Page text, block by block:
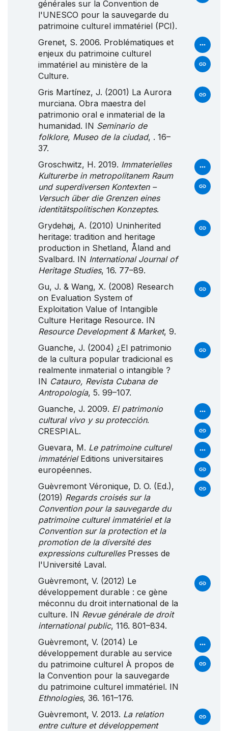
générales sur la Convention de
l'UNESCO pour la sauvegarde du
patrimoine culturel immatériel (PCI).
Grenet, S. 2006. Problématiques et
enjeux du patrimoine culturel
immatériel au ministère de la
Culture.
Gris Martínez, J. (2001) La Aurora
murciana. Obra maestra del
patrimonio oral e inmaterial de la
humanidad. IN Seminario de
folklore, Museo de la ciudad, . 16–
37.
Groschwitz, H. 2019. Immaterielles
Kulturerbe in metropolitanem Raum
und superdiversen Kontexten –
Versuch über die Grenzen eines
identitätspolitischen Konzeptes.
Grydehøj, A. (2010) Uninherited
heritage: tradition and heritage
production in Shetland, Åland and
Svalbard. IN International Journal of
Heritage Studies, 16. 77–89.
Gu, J. & Wang, X. (2008) Research
on Evaluation System of
Exploitation Value of Intangible
Culture Heritage Resource. IN
Resource Development & Market, 9.
Guanche, J. (2004) ¿El patrimonio
de la cultura popular tradicional es
realmente inmaterial o intangible ?
IN Catauro, Revista Cubana de
Antropología, 5. 99–107.
Guanche, J. 2009. El patrimonio
cultural vivo y su protección.
CRESPIAL.
Guevara, M. Le patrimoine culturel
immatérielEditions universitaires
européennes.
Guèvremont Véronique, D. O. (Ed.),
(2019) Regards croisés sur la
Convention pour la sauvegarde du
patrimoine culturel immatériel et la
Convention sur la protection et la
promotion de la diversité des
expressions culturellesPresses de
l'Université Laval.
Guèvremont, V. (2012) Le
développement durable : ce gène
méconnu du droit international de la
culture. IN Revue générale de droit
international public, 116. 801–834.
Guèvremont, V. (2014) Le
développement durable au service
du patrimoine culturel À propos de
la Convention pour la sauvegarde
du patrimoine culturel immatériel. IN
Ethnologies, 36. 161–176.
Guèvremont, V. 2013. La relation
entre culture et développement